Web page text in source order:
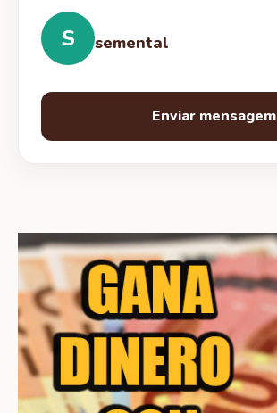
S semental
Enviar mensagem